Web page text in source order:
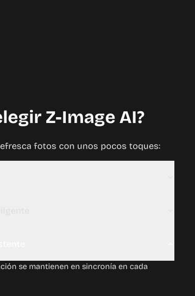
Z-Image AI?
fotos con unos pocos toques:
finas y bordes limpios para resultados